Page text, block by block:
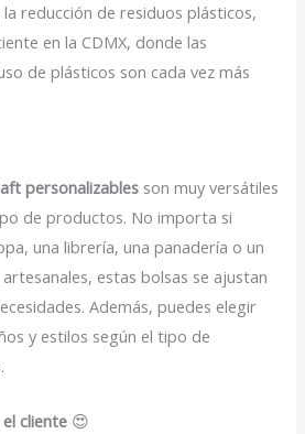
reducción de residuos plásticos,
en la CDMX, donde las
de plásticos son cada vez más
personalizables son muy versátiles
de productos. No importa si
una librería, una panadería o un
estas bolsas se ajustan
Además, puedes elegir
y estilos según el tipo de
cliente 😍